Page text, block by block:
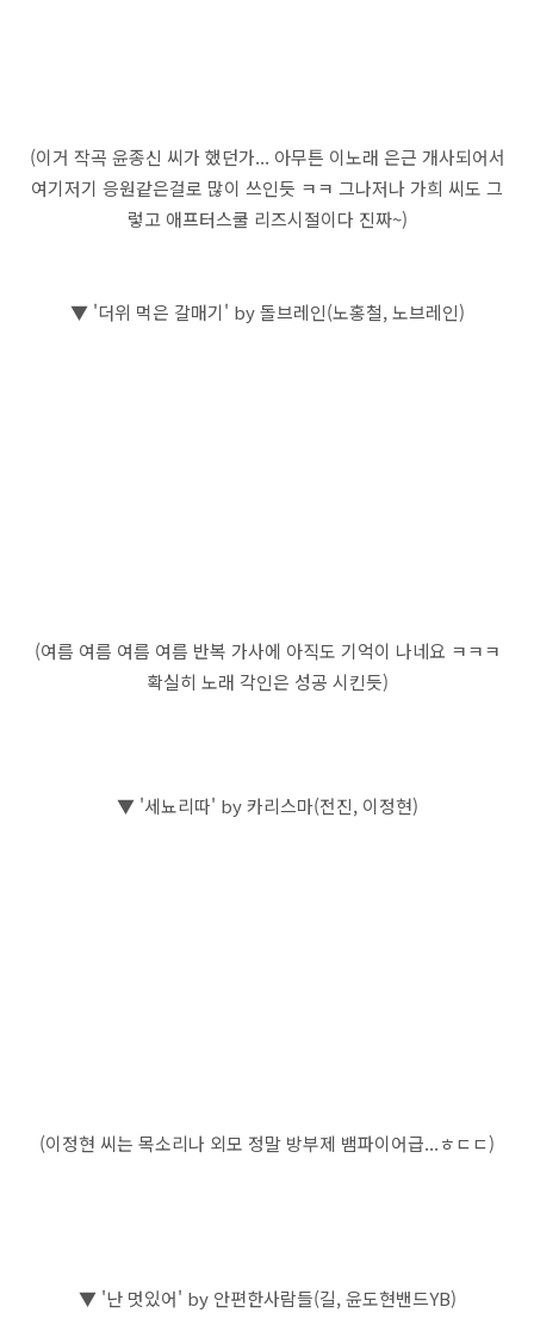
(이거 작곡 윤종신 씨가 했던가... 아무튼 이노래 은근 개사되어서
여기저기 응원같은걸로 많이 쓰인듯 ㅋㅋ 그나저나 가희 씨도 그
렇고 애프터스쿨 리즈시절이다 진짜~)
▼ '더위 먹은 갈매기' by 돌브레인(노홍철, 노브레인)
(여름 여름 여름 여름 반복 가사에 아직도 기억이 나네요 ㅋㅋㅋ
확실히 노래 각인은 성공 시킨듯)
▼ '세뇨리따' by 카리스마(전진, 이정현)
(이정현 씨는 목소리나 외모 정말 방부제 뱀파이어급...ㅎㄷㄷ)
▼ '난 멋있어' by 안편한사람들(길, 윤도현밴드YB)